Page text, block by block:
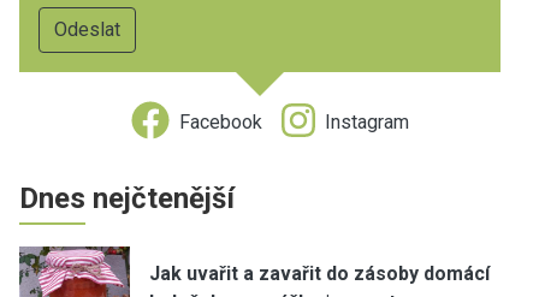
Facebook Instagram
Dnes nejčtenější
Jak uvařit a zavařit do zásoby domácí